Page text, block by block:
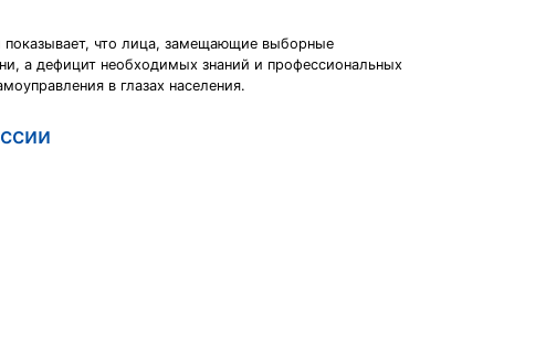
показывает, что лица, замещающие выборные
а дефицит необходимых знаний и профессиональных
в глазах населения.